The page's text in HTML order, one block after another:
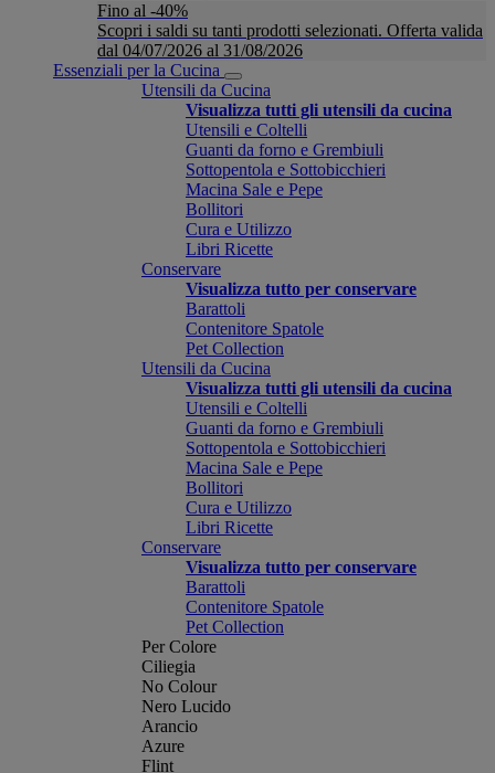
Fino al -40%
Scopri i saldi su tanti prodotti selezionati. Offerta valida
dal 04/07/2026 al 31/08/2026
Essenziali per la Cucina
Utensili da Cucina
Visualizza tutti gli utensili da cucina
Utensili e Coltelli
Guanti da forno e Grembiuli
Sottopentola e Sottobicchieri
Macina Sale e Pepe
Bollitori
Cura e Utilizzo
Libri Ricette
Conservare
Visualizza tutto per conservare
Barattoli
Contenitore Spatole
Pet Collection
Utensili da Cucina
Visualizza tutti gli utensili da cucina
Utensili e Coltelli
Guanti da forno e Grembiuli
Sottopentola e Sottobicchieri
Macina Sale e Pepe
Bollitori
Cura e Utilizzo
Libri Ricette
Conservare
Visualizza tutto per conservare
Barattoli
Contenitore Spatole
Pet Collection
Per Colore
Ciliegia
No Colour
Nero Lucido
Arancio
Azure
Flint